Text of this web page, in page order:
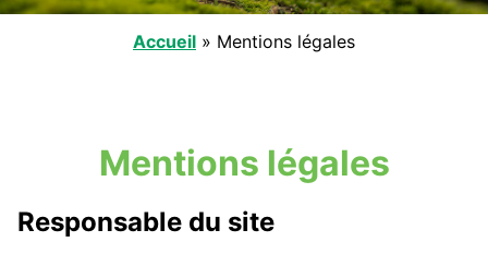
Accueil » Mentions légales
Mentions légales
Responsable du site